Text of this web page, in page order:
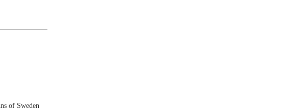
of Sweden